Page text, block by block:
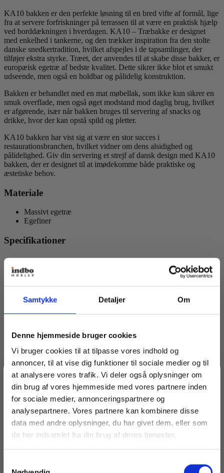
Samtykke Detaljer Om
Denne hjemmeside bruger cookies
Vi bruger cookies til at tilpasse vores indhold og
annoncer, til at vise dig funktioner til sociale medier og til
at analysere vores trafik. Vi deler også oplysninger om
din brug af vores hjemmeside med vores partnere inden
for sociale medier, annonceringspartnere og
analysepartnere. Vores partnere kan kombinere disse
data med andre oplysninger, du har givet dem, eller som
de har indsamlet fra din brug af deres tjenester.
KA10 bakken er den perfekte løsning til en bred vifte af formål, lige
fra at servere forfriskninger på terrassen til at være en praktisk hjælp
ved borddækningen i hverdagen. KA10 – Træbakke er designet
med enkelhed i tankerne, og den trækker inspiration fra den stolte
danske snedkertradition, hvilket afspejles i de tapsamlinger, der
tilføjer ekstra styrke. Træet, der anvendes til at skabe disse bakker, er
europæisk egetræ af bedste kvalitet. Dette sikrer ikke blot et smukt
udseende, men også en holdbar og pålidelig konstruktion.
Bakken er behandlet med en mat møbellak, som ikke kun sikrer en
smuk overflade, men også øget modstand mod daglig brug, hvilket
er afgørende, især når bakken bruges til servering af snacks og
drikke, hvor der kan opstå spild og pletter.
KA10 bakken har vist sig at være en stor succes i
restaurationsbranchen, hvilket vidner om dens alsidighed og
pålidelighed. Giv din servering et strejf af dansk design med KA10
bakken, der er designet til at imødekomme både praktiske og
æstetiske behov.
Materiale
Massivt egetræ
Egefiner
Specifikationer
Bredde
Længde 50 cm
Spar 20% på dit første køb
Bliv medlem af Indbo Møblers kundeklub!
20% rabat på dit første køb
og modtag vores
nyhedsbrev med tilbud, nyheder, inspiration og
invitationer til eksklusive events.